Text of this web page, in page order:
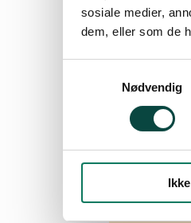
sosiale medier,
dem, eller som de
Nødvendig